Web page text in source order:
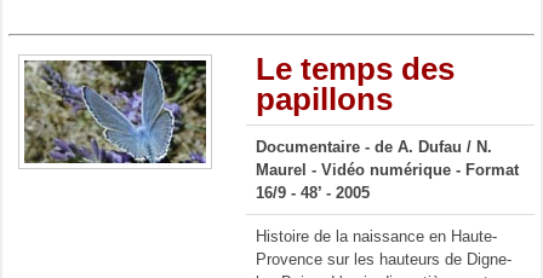
Le temps des
papillons
Documentaire - de A. Dufau / N.
Maurel - Vidéo numérique - Format
16/9 - 48’ - 2005
Histoire de la naissance en Haute-
Provence sur les hauteurs de Digne-